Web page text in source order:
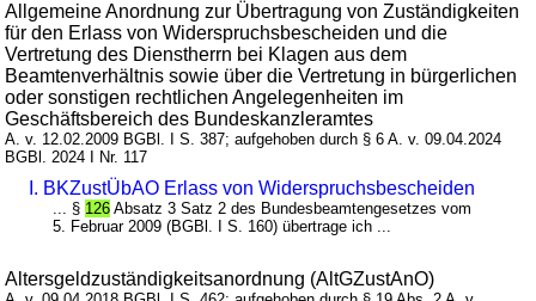
Allgemeine Anordnung zur Übertragung von Zuständigkeiten
für den Erlass von Widerspruchsbescheiden und die
Vertretung des Dienstherrn bei Klagen aus dem
Beamtenverhältnis sowie über die Vertretung in bürgerlichen
oder sonstigen rechtlichen Angelegenheiten im
Geschäftsbereich des Bundeskanzleramtes
A. v. 12.02.2009 BGBl. I S. 387; aufgehoben durch § 6 A. v. 09.04.2024
BGBl. 2024 I Nr. 117
I. BKZustÜbAO Erlass von Widerspruchsbescheiden
... § 126 Absatz 3 Satz 2 des Bundesbeamtengesetzes vom
5. Februar 2009 (BGBl. I S. 160) übertrage ich ...
Altersgeldzuständigkeitsanordnung (AltGZustAnO)